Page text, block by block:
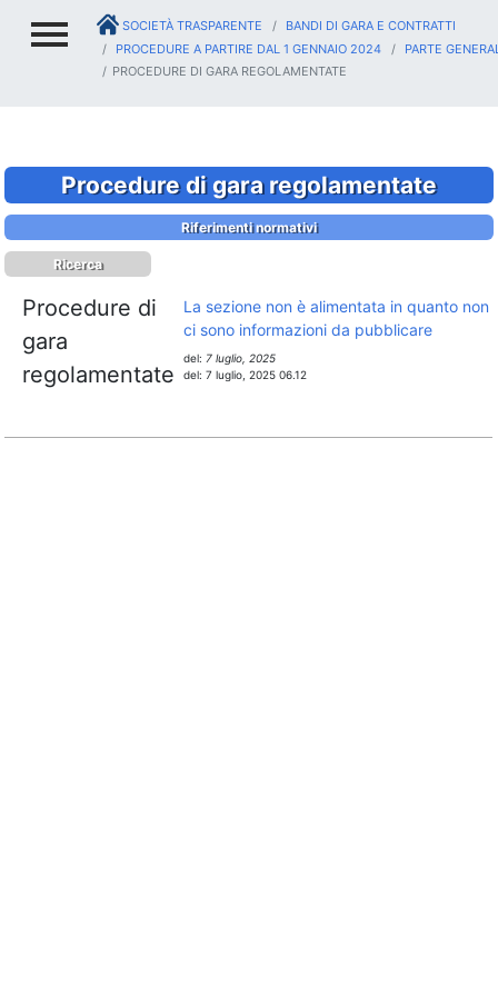
SOCIETÀ TRASPARENTE
BANDI DI GARA E CONTRATTI
PROCEDURE A PARTIRE DAL 1 GENNAIO 2024
PARTE
PROCEDURE DI GARA REGOLAMENTATE
Procedure di gara regolamentate
Riferimenti normativi
Ricerca
Procedure di
gara
regolamentate
La sezione non è alimentata in quanto non
ci sono informazioni da pubblicare
del: 7 luglio, 2025
del:7 luglio, 2025 06.12